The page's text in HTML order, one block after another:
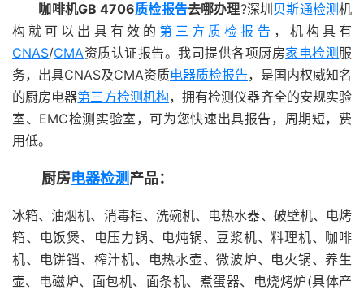
咖啡机GB 4706质检报告去哪办理?深圳 贝斯通检测机
构就可以出具有效的 第三方质检报告 ，机构具有
CNAS/CMA资质认证报告。我司提供各项厨房家电检测 服
务，出具CNAS及CMA资质电器质检报告，是国内权威知名
的厨房电器第三方检测机构，拥有检测仪器齐全的安规实验
室、EMC检测实验室，可为您快速出具报告，周期短，费
用低。
厨房电器检测产品：
冰箱、油烟机、消毒柜、洗碗机、电热水器、破壁机、电烤
箱、电饭煲、电压力锅、电炖锅、豆浆机、料理机、咖啡
机、电饼铛、榨汁机、电热水壶、微波炉、电火锅、养生
壶、电磁炉、面包机、面条机、煮蛋器、电烧烤炉(具体产